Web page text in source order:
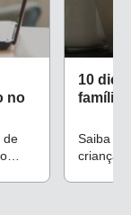
no
de
10
Saiba